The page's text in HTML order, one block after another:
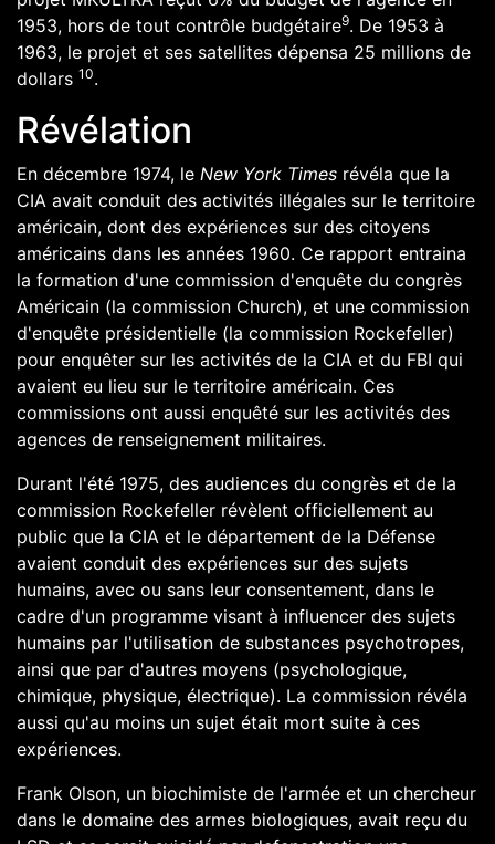
1953, hors de tout contrôle budgétaire9. De 1953 à
1963, le projet et ses satellites dépensa 25 millions de
dollars 10.
Révélation
En décembre 1974, le New York Times révéla que la
CIA avait conduit des activités illégales sur le territoire
américain, dont des expériences sur des citoyens
américains dans les années 1960. Ce rapport entraina
la formation d'une commission d'enquête du congrès
Américain (la commission Church), et une commission
d'enquête présidentielle (la commission Rockefeller)
pour enquêter sur les activités de la CIA et du FBI qui
avaient eu lieu sur le territoire américain. Ces
commissions ont aussi enquêté sur les activités des
agences de renseignement militaires.
Durant l'été 1975, des audiences du congrès et de la
commission Rockefeller révèlent officiellement au
public que la CIA et le département de la Défense
avaient conduit des expériences sur des sujets
humains, avec ou sans leur consentement, dans le
cadre d'un programme visant à influencer des sujets
humains par l'utilisation de substances psychotropes,
ainsi que par d'autres moyens (psychologique,
chimique, physique, électrique). La commission révéla
aussi qu'au moins un sujet était mort suite à ces
expériences.
Frank Olson, un biochimiste de l'armée et un chercheur
dans le domaine des armes biologiques, avait reçu du